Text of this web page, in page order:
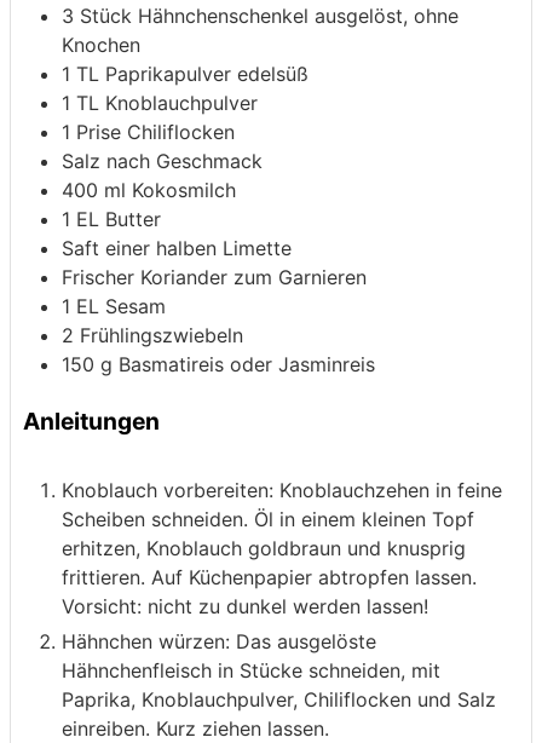
3 Stück Hähnchenschenkel ausgelöst, ohne
Knochen
1 TL Paprikapulver edelsüß
1 TL Knoblauchpulver
1 Prise Chiliflocken
Salz nach Geschmack
400 ml Kokosmilch
1 EL Butter
Saft einer halben Limette
Frischer Koriander zum Garnieren
1 EL Sesam
2 Frühlingszwiebeln
150 g Basmatireis oder Jasminreis
Anleitungen
Knoblauch vorbereiten: Knoblauchzehen in feine
Scheiben schneiden. Öl in einem kleinen Topf
erhitzen, Knoblauch goldbraun und knusprig
frittieren. Auf Küchenpapier abtropfen lassen.
Vorsicht: nicht zu dunkel werden lassen!
Hähnchen würzen: Das ausgelöste
Hähnchenfleisch in Stücke schneiden, mit
Paprika, Knoblauchpulver, Chiliflocken und Salz
einreiben. Kurz ziehen lassen.